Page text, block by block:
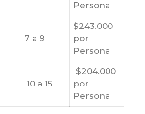
Persona
7 a 9
$243.000
por
Persona
10 a 15
$204.000
por
Persona